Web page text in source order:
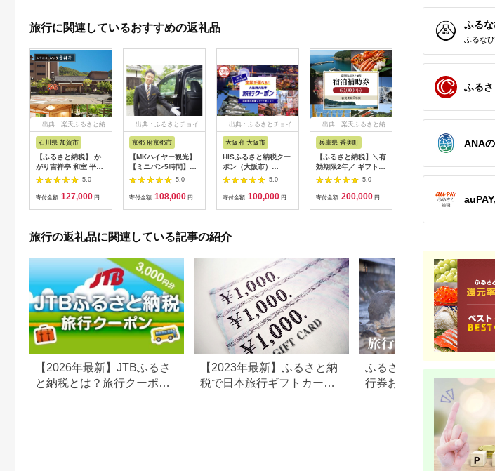
旅行に関連しているおすすめの返礼品
出典：楽天ふるさと納
石川県 加賀市
【ふるさと納税】 か
がり吉祥亭 和室 平日
限定 ペア宿泊券 1泊2
食付 2名 ペア 食事付
温泉 宿泊券 旅行 トラ
5.0
寄付金額: 127,000 円
出典：ふるさとチョイ
京都 府京都市
【MKハイヤー観光】
【ミニバン5時間】ド
ライバーとめぐるとっ
ておきの京都観光（3
／21-6／20・10／1-
5.0
寄付金額: 108,000 円
出典：ふるさとチョイ
大阪府 大阪市
HISふるさと納税クー
ポン（大阪市）
30,000円分_OS039-
5.0
寄付金額: 100,000 円
出典：楽天ふるさと納
兵庫県 香美町
【ふるさと納税】＼有
効期限2年／ ギフトに
も使える 宿泊補助券
60,000円分 宿泊助成
券 宿泊券 旅 トラベル
プレゼント 贈答 母の
日 25-09
5.0
寄付金額: 200,000 円
栃木県 日光市
り日光感謝券【商品券
1万5千円分】｜旅行
券 旅行 観光 温泉 旅
館 ホテル カフェ レジ
チケット 日光市
50,000 円
旅行の返礼品に関連している記事の紹介
【2026年最新】JTBふるさ
と納税とは？旅行クーポン
【2023年最新】ふるさと納
税で日本旅行ギフトカード
ふるさと納税でもらえる
行券おすすめランキング
【2026年最新版】還元率
旅行会社別で徹底比較
ふる
ふるな
ふる
ANA